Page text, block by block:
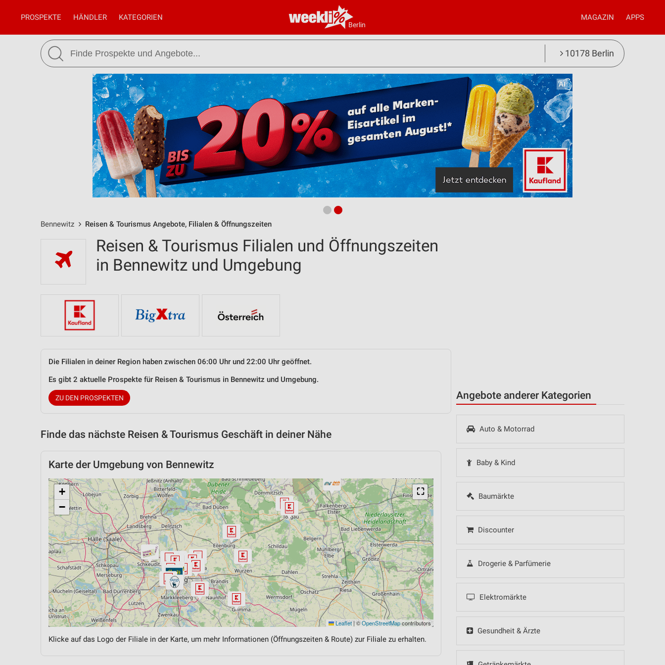
Berlin
PROSPEKTE HÄNDLER KATEGORIEN MAGAZIN APPS
10178 Berlin
Bennewitz Reisen & Tourismus Angebote, Filialen & Öffnungszeiten
Angebote anderer Kategorien
Auto & Motorrad
Baby & Kind
Baumärkte
Discounter
Drogerie & Parfümerie
Elektromärkte
Gesundheit & Ärzte
Reisen & Tourismus Filialen und Öffnungszeiten
in Bennewitz und Umgebung
Die Filialen in deiner Region haben zwischen 06:00 Uhr und 22:00 Uhr geöffnet.
Es gibt 2 aktuelle Prospekte für Reisen & Tourismus in Bennewitz und Umgebung.
ZU DEN PROSPEKTEN
Finde das nächste Reisen & Tourismus Geschäft in deiner Nähe
Karte der Umgebung von Bennewitz
⛶
+
−
Leaflet|©OpenStreetMapcontributors
Klicke auf das Logo der Filiale in der Karte, um mehr Informationen (Öffnungszeiten & Route) zur Filiale zu erhalten.